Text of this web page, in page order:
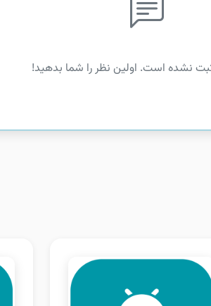
نشده است. اولین نظر را شما بدهید!